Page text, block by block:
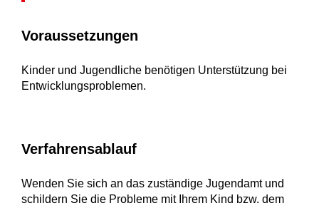
Voraussetzungen
Kinder und Jugendliche benötigen Unterstützung bei
Entwicklungsproblemen.
Verfahrensablauf
Wenden Sie sich an das zuständige Jugendamt und
schildern Sie die Probleme mit Ihrem Kind bzw. dem